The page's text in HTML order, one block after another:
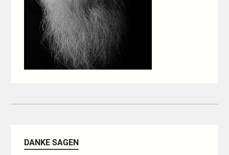
DANKE SAGEN